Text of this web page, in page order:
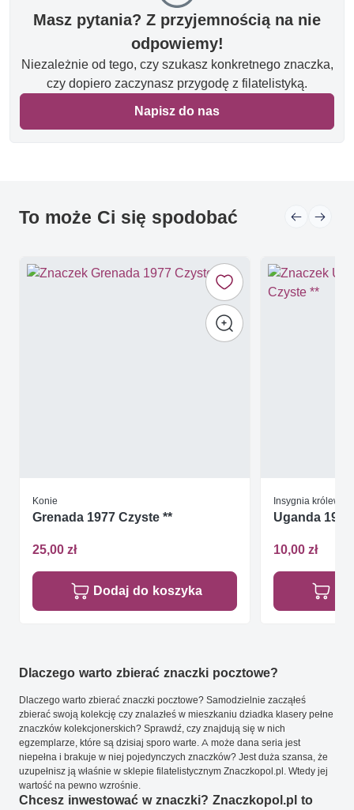
Masz pytania? Z przyjemnością na nie
odpowiemy!
Niezależnie od tego, czy szukasz konkretnego znaczka,
czy dopiero zaczynasz przygodę z filatelistyką.
Napisz do nas
To może Ci się spodobać
Konie
Grenada 1977 Czyste **
25,00 zł
Dodaj do koszyka
Insygnia
Uganda
10,00 zł
Dlaczego warto zbierać znaczki pocztowe?
Dlaczego warto zbierać znaczki pocztowe? Samodzielnie zacząłeś
zbierać swoją kolekcję czy znalazłeś w mieszkaniu dziadka klasery pełne
znaczków kolekcjonerskich? Sprawdź, czy znajdują się w nich
egzemplarze, które są dzisiaj sporo warte. A może dana seria jest
niepełna i brakuje w niej pojedynczych znaczków? Jest duża szansa, że
uzupełnisz ją właśnie w sklepie filatelistycznym Znaczkopol.pl. Wtedy jej
wartość na pewno wzrośnie.
Chcesz inwestować w znaczki? Znaczkopol.pl to